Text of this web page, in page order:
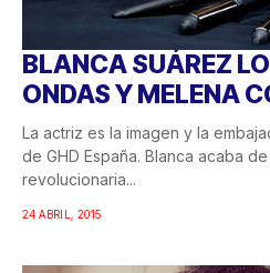
BLANCA SUÁREZ
ONDAS Y MELENA
La actriz es la imagen y la
de GHD España. Blanca acaba
revolucionaria...
24 ABRIL, 2015